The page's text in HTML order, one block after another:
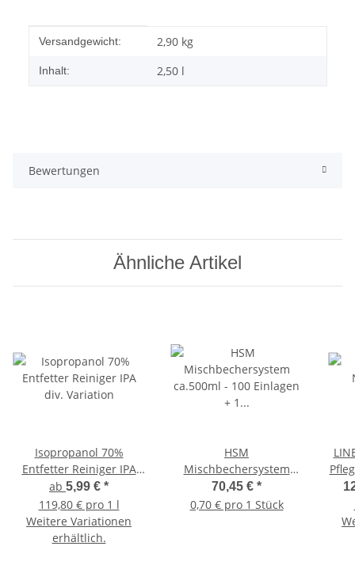
Produkteigenschaft
Wert
Versandgewicht: 2,90 kg
Inhalt: 2,50 l
Bewertungen
Ähnliche Artikel
Isopropanol 70%
Entfetter Reiniger IPA
div. Variation
ab 5,99 € *
119,80 € pro 1 l
Weitere Variationen
erhältlich.
HSM
Mischbechersystem
ca.500ml - 100 Einlagen
+ 1 Außenbehälter (ohne
70,45 € *
0,70 € pro 1 Stück